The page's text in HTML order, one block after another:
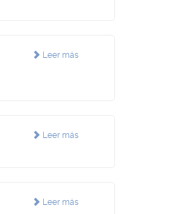
Leer más
Leer más
Leer más